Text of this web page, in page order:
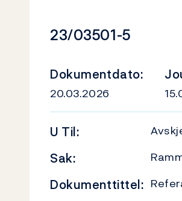
Dokumentnummer
23/03501-5
Dokumentdato:
20.03.2026
U Til:
Sak:
Dokumenttittel: